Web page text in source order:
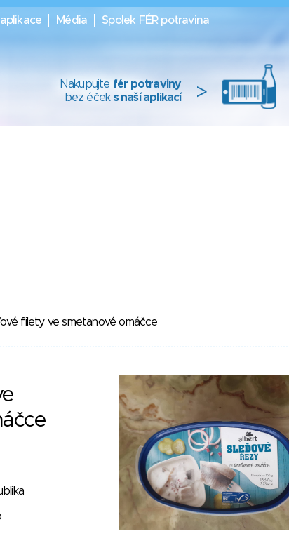
Média Spolek FÉR potravina
Nakupujte fér potraviny
bez éček s naší aplikací >
filety ve smetanové omáčce